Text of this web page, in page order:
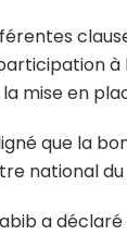
à
mise en
que la
national
a